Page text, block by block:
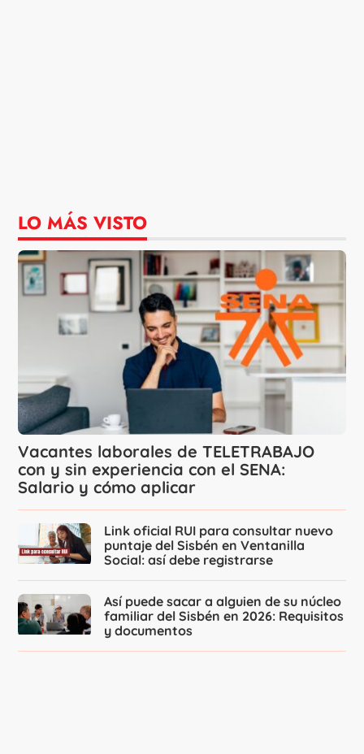
LO MÁS VISTO
Vacantes laborales de TELETRABAJO
con y sin experiencia con el SENA:
Salario y cómo aplicar
Link oficial RUI para consultar nuevo
puntaje del Sisbén en Ventanilla
Social: así debe registrarse
Así puede sacar a alguien de su núcleo
familiar del Sisbén en 2026: Requisitos
y documentos